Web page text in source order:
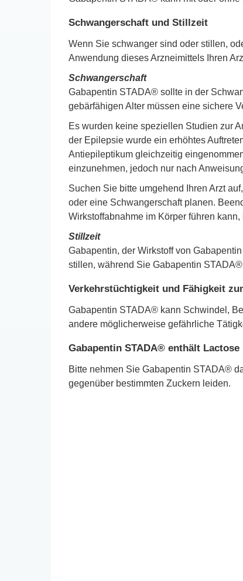
Schwangerschaft und Stillzeit
Wenn Sie schwanger sind oder stillen,
Anwendung dieses Arzneimittels Ihren
Schwangerschaft
Gabapentin STADA® sollte in der
gebärfähigen Alter müssen eine sichere
Es wurden keine speziellen Studien zur
der Epilepsie wurde ein erhöhtes
Antiepileptikum gleichzeitig
einzunehmen, jedoch nur nach
Suchen Sie bitte umgehend Ihren Arzt
oder eine Schwangerschaft planen.
Wirkstoffabnahme im Körper führen
Stillzeit
Gabapentin, der Wirkstoff von
stillen, während Sie Gabapentin
Verkehrstüchtigkeit und Fähigkeit
Gabapentin STADA® kann Schwindel,
andere möglicherweise gefährliche
Gabapentin STADA® enthält Lactose
Bitte nehmen Sie Gabapentin STADA®
gegenüber bestimmten Zuckern leiden.